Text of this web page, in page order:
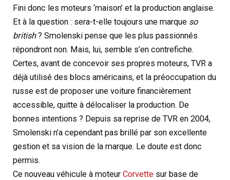
Fini donc les moteurs ‘maison’ et la production anglaise.
Et à la question : sera-t-elle toujours une marque so
british? Smolenski pense que les plus passionnés
répondront non. Mais, lui, semble s’en contrefiche.
Certes, avant de concevoir ses propres moteurs, TVR a
déjà utilisé des blocs américains, et la préoccupation du
russe est de proposer une voiture financièrement
accessible, quitte à délocaliser la production. De
bonnes intentions ? Depuis sa reprise de TVR en 2004,
Smolenski n’a cependant pas brillé par son excellente
gestion et sa vision de la marque. Le doute est donc
permis.
Ce nouveau véhicule à moteurCorvette sur base de